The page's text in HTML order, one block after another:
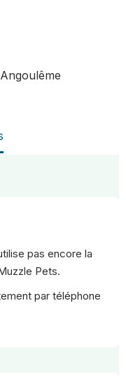
pas encore la
Pets.
par téléphone